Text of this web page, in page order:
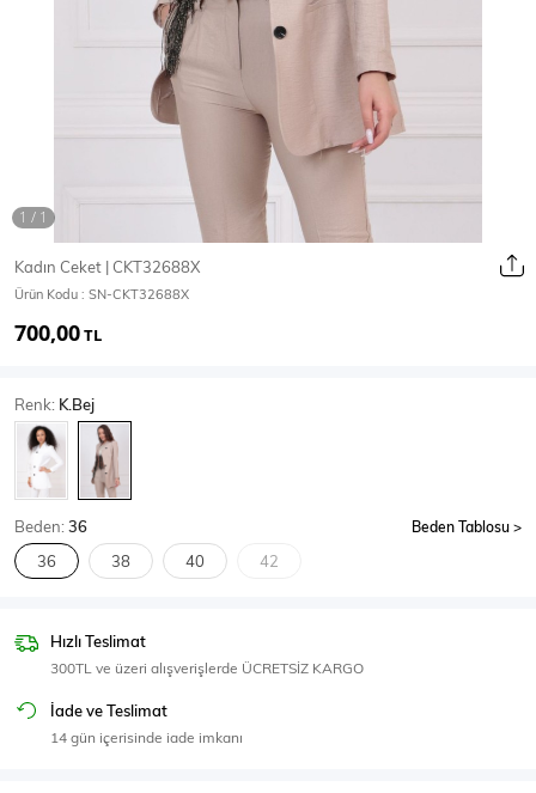
Mont & Kaban Yağmurluk
T-Shirt
Body
SPOR GİYİM
Eşofman Üstü
Kadın Ceket | CKT32688X
Ürün Kodu : SN-CKT32688X
700,00TL
Renk: K.Bej
Beden:36 Beden Tablosu
36 38 40 42
Hızlı Teslimat
300TL ve üzeri alışverişlerde ÜCRETSİZ KARGO
İade ve Teslimat
14 gün içerisinde iade imkanı